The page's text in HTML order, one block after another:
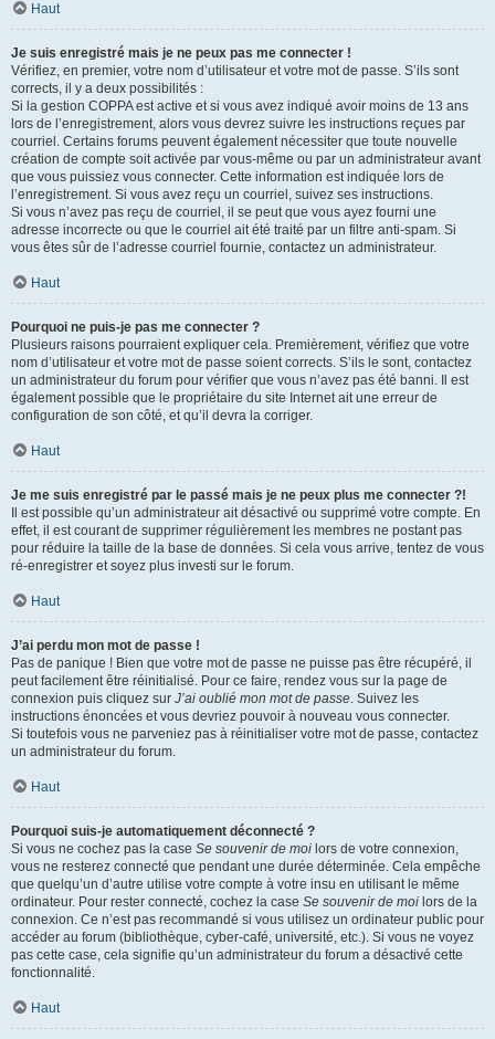
Haut
Je suis enregistré mais je ne peux pas me connecter !
Vérifiez, en premier, votre nom d’utilisateur et votre mot de passe. S’ils sont
corrects, il y a deux possibilités :
Si la gestion COPPA est active et si vous avez indiqué avoir moins de 13 ans
lors de l’enregistrement, alors vous devrez suivre les instructions reçues par
courriel. Certains forums peuvent également nécessiter que toute nouvelle
création de compte soit activée par vous-même ou par un administrateur avant
que vous puissiez vous connecter. Cette information est indiquée lors de
l’enregistrement. Si vous avez reçu un courriel, suivez ses instructions.
Si vous n’avez pas reçu de courriel, il se peut que vous ayez fourni une
adresse incorrecte ou que le courriel ait été traité par un filtre anti-spam. Si
vous êtes sûr de l’adresse courriel fournie, contactez un administrateur.
Haut
Pourquoi ne puis-je pas me connecter ?
Plusieurs raisons pourraient expliquer cela. Premièrement, vérifiez que votre
nom d’utilisateur et votre mot de passe soient corrects. S’ils le sont, contactez
un administrateur du forum pour vérifier que vous n’avez pas été banni. Il est
également possible que le propriétaire du site Internet ait une erreur de
configuration de son côté, et qu’il devra la corriger.
Haut
Je me suis enregistré par le passé mais je ne peux plus me connecter ?!
Il est possible qu’un administrateur ait désactivé ou supprimé votre compte. En
effet, il est courant de supprimer régulièrement les membres ne postant pas
pour réduire la taille de la base de données. Si cela vous arrive, tentez de vous
ré-enregistrer et soyez plus investi sur le forum.
Haut
J’ai perdu mon mot de passe !
Pas de panique ! Bien que votre mot de passe ne puisse pas être récupéré, il
peut facilement être réinitialisé. Pour ce faire, rendez vous sur la page de
connexion puis cliquez sur J’ai oublié mon mot de passe. Suivez les
instructions énoncées et vous devriez pouvoir à nouveau vous connecter.
Si toutefois vous ne parveniez pas à réinitialiser votre mot de passe, contactez
un administrateur du forum.
Haut
Pourquoi suis-je automatiquement déconnecté ?
Si vous ne cochez pas la case Se souvenir de moi lors de votre connexion,
vous ne resterez connecté que pendant une durée déterminée. Cela empêche
que quelqu’un d’autre utilise votre compte à votre insu en utilisant le même
ordinateur. Pour rester connecté, cochez la case Se souvenir de moi lors de la
connexion. Ce n’est pas recommandé si vous utilisez un ordinateur public pour
accéder au forum (bibliothèque, cyber-café, université, etc.). Si vous ne voyez
pas cette case, cela signifie qu’un administrateur du forum a désactivé cette
fonctionnalité.
Haut